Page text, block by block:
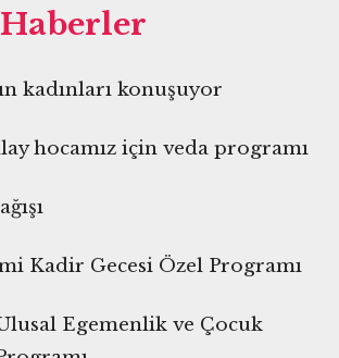
kadınları konuşuyor
hocamız için veda programı
Kadir Gecesi Özel Programı
Egemenlik ve Çocuk